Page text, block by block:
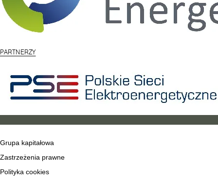
PARTNERZY
Grupa kapitałowa
Zastrzeżenia prawne
Polityka cookies